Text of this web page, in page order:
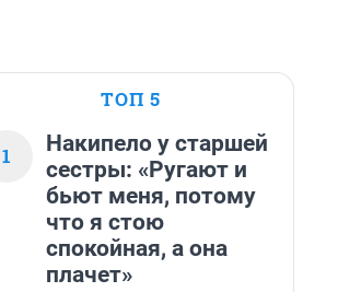
ТОП 5
1
Накипело у старшей
сестры: «Ругают и
бьют меня, потому
что я стою
спокойная, а она
плачет»